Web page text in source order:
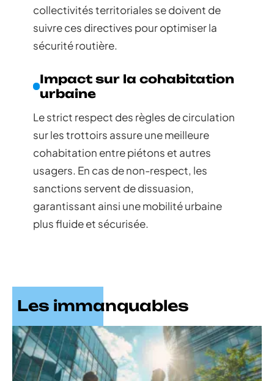
collectivités territoriales se doivent de
suivre ces directives pour optimiser la
sécurité routière.
Impact sur la cohabitation
urbaine
Le strict respect des règles de circulation
sur les trottoirs assure une meilleure
cohabitation entre piétons et autres
usagers. En cas de non-respect, les
sanctions servent de dissuasion,
garantissant ainsi une mobilité urbaine
plus fluide et sécurisée.
Les immanquables